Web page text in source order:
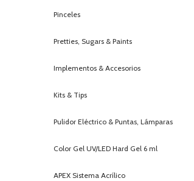
Pinceles
Pretties, Sugars & Paints
Implementos & Accesorios
Kits & Tips
Pulidor Eléctrico & Puntas, Lámparas
Color Gel UV/LED Hard Gel 6 ml
APEX Sistema Acrílico